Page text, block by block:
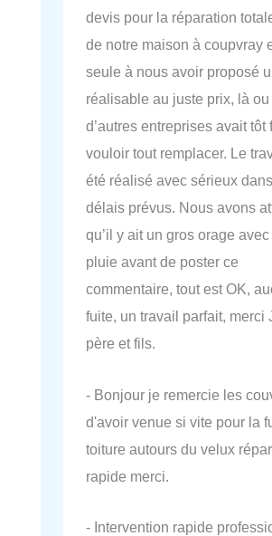
devis pour la réparation
de notre maison à coupvray
seule à nous avoir proposé
réalisable au juste prix, là ou
d’autres entreprises avait tôt
vouloir tout remplacer. Le
été réalisé avec sérieux
délais prévus. Nous avons
qu’il y ait un gros orage avec
pluie avant de poster ce
commentaire, tout est OK,
fuite, un travail parfait, merci
père et fils.
- Bonjour je remercie les
d'avoir venue si vite pour la
toiture autours du velux
rapide merci.
- Intervention rapide